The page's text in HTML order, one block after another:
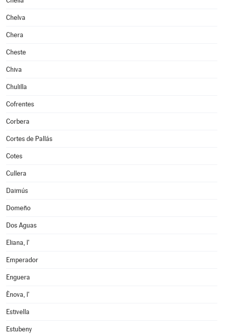
Chelva
Chera
Cheste
Chiva
Chulilla
Cofrentes
Corbera
Cortes de Pallás
Cotes
Cullera
Daimús
Domeño
Dos Aguas
Eliana, l'
Emperador
Enguera
Ènova, l'
Estivella
Estubeny